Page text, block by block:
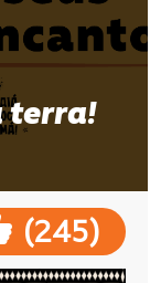
terra!
(245)